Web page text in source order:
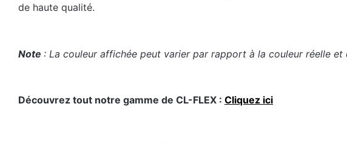
de haute qualité.
Note : La couleur affichée peut varier par rapport à la couleur réelle et
Découvrez tout notre gamme de CL-FLEX : Cliquez ici